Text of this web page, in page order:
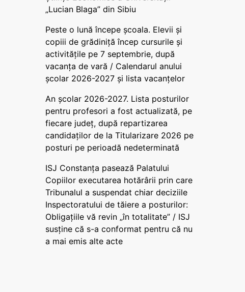
„Lucian Blaga” din Sibiu
Peste o lună începe școala. Elevii și
copiii de grădiniță încep cursurile și
activitățile pe 7 septembrie, după
vacanța de vară / Calendarul anului
școlar 2026-2027 și lista vacanțelor
An școlar 2026-2027. Lista posturilor
pentru profesori a fost actualizată, pe
fiecare județ, după repartizarea
candidaților de la Titularizare 2026 pe
posturi pe perioadă nedeterminată
ISJ Constanța pasează Palatului
Copiilor executarea hotărârii prin care
Tribunalul a suspendat chiar deciziile
Inspectoratului de tăiere a posturilor:
Obligațiile vă revin „în totalitate” / ISJ
susține că s-a conformat pentru că nu
a mai emis alte acte